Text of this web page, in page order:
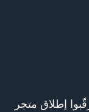
إطلاق متجر